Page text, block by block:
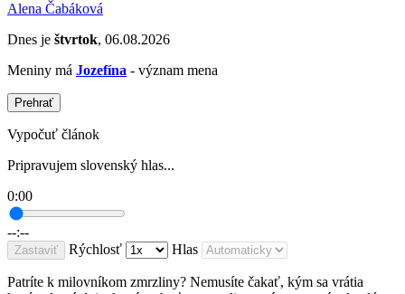
Alena Čabáková
Dnes je štvrtok, 06.08.2026
Meniny má Jozefína - význam mena
Prehrať
Vypočuť článok
Pripravujem slovenský hlas...
0:00
--:--
Zastaviť Rýchlosť Hlas
Patríte k milovníkom zmrzliny? Nemusíte čakať, kým sa vrátia